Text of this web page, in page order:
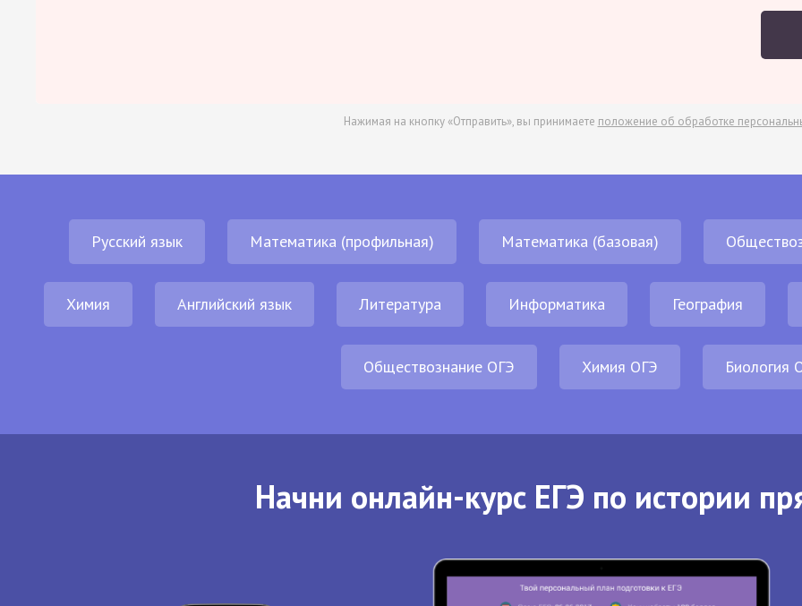
Нажимая на кнопку «Отправить», вы принимаете положение об обработке
Русский язык Математика (профильная) Математика (базовая)
Химия Английский язык Литература Информатика География
Обществознание ОГЭ Химия ОГЭ Биология
Начни онлайн-курс ЕГЭ по истории